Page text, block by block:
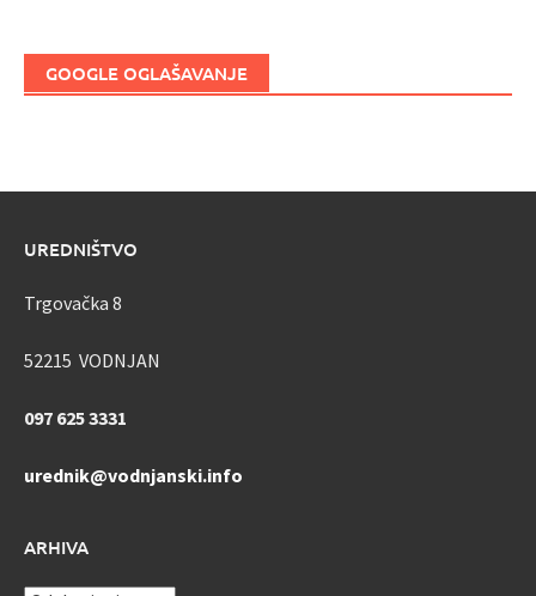
GOOGLE OGLAŠAVANJE
UREDNIŠTVO
Trgovačka 8
52215 VODNJAN
097 625 3331
urednik@vodnjanski.info
ARHIVA